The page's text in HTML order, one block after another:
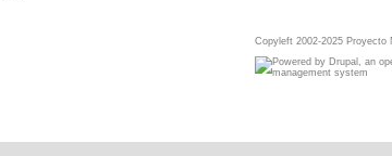
Copyleft 2002-2025 Proyecto